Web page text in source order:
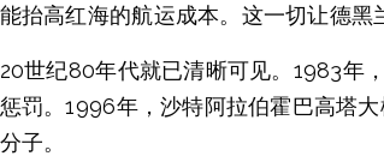
抬高红海的航运成本。这一切让德黑
世纪80年代就已清晰可见。1983年
罚。1996年，沙特阿拉伯霍巴高塔
子。